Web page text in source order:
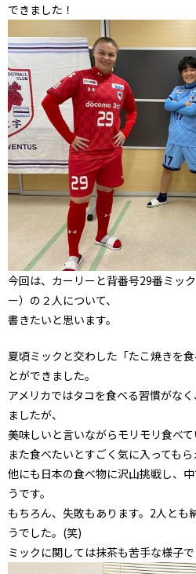
できました！
今回は、カーリーと背番号29番ミッ
ー）の２人について、
書きたいと思います。
夏頃ミックと交わした「たこ焼きを
とができました。
アメリカではタコを食べる習慣がな
ましたが、
美味しいと言いながらモリモリ食べて
また食べたいとすごく気に入ってもら
他にも日本の食べ物に沢山挑戦し、
うです。
もちろん、失敗もあります。2人とも
うでした。(笑)
ミックに関しては抹茶も苦手な様子